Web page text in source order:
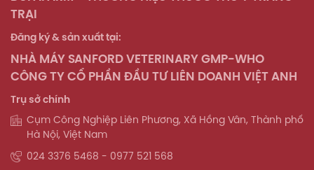
TRẠI
Đăng ký & sản xuất tại:
NHÀ MÁY SANFORD VETERINARY GMP-WHO
CÔNG TY CỔ PHẦN ĐẦU TƯ LIÊN DOANH VIỆT ANH
Trụ sở chính
Cụm Công Nghiệp Liên Phương, Xã Hồng Vân, Thành phố
Hà Nội, Việt Nam
024 3376 5468 - 0977 521 568